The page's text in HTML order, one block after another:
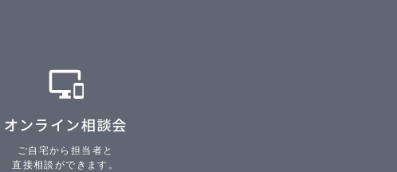
オンライン相談会
ご自宅から担当者と
直接相談ができます。